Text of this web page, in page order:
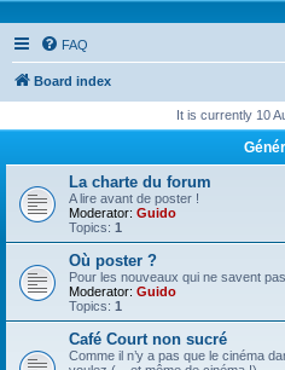
FAQ
Board index
It is currently 10
La charte du forum
A lire avant de poster !
Moderator: Guido
Topics: 1
Où poster ?
Pour les nouveaux qui ne savent
Moderator: Guido
Topics: 1
Café Court non sucré
Comme il n’y a pas que le cinéma